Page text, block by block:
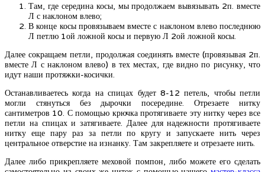
Там, где середина косы, мы продолжаем вывязывать 2п. вместе
Л с наклоном влево;
В конце косы провязываем вместе с наклоном влево последнюю
Л петлю 1ой ложной косы и первую Л 2ой ложной косы.
Далее сокращаем петли, продолжая соединять вместе (провязывая 2п.
вместе Л с наклоном влево) в тех местах, где видно по рисунку, что
идут наши протяжки-косички.
Останавливаетесь когда на спицах будет 8-12 петель, чтобы петли
могли стянуться без дырочки посередине. Отрезаете нитку
сантиметров 10. С помощью крючка протягиваете эту нитку через все
петли на спицах и затягиваете. Далее для надежности протягиваете
нитку еще пару раз за петли по кругу и запускаете нить через
центральное отверстие на изнанку. Там закрепляете и отрезаете нить.
Далее либо прикрепляете меховой помпон, либо можете его сделать